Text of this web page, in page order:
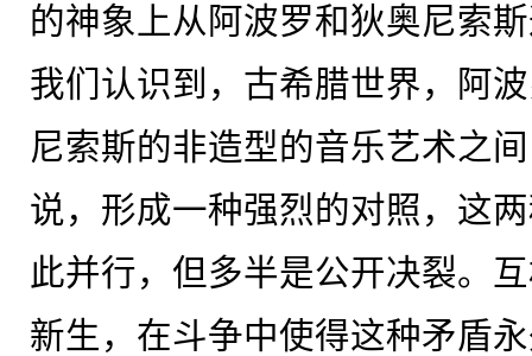
的神象上从阿波罗和狄奥尼索
我们认识到，古希腊世界，阿
尼索斯的非造型的音乐艺术之
说，形成一种强烈的对照，这
此并行，但多半是公开决裂。
新生，在斗争中使得这种矛盾